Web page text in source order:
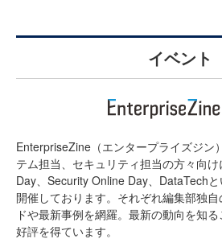
イベント
EnterpriseZine（エンタープライズジン
テム担当、セキュリティ担当の方々向
Day、Security Online Day、DataTech
開催しております。それぞれ編集部独
ドや最新事例を網羅。最新の動向を知る
好評を得ています。